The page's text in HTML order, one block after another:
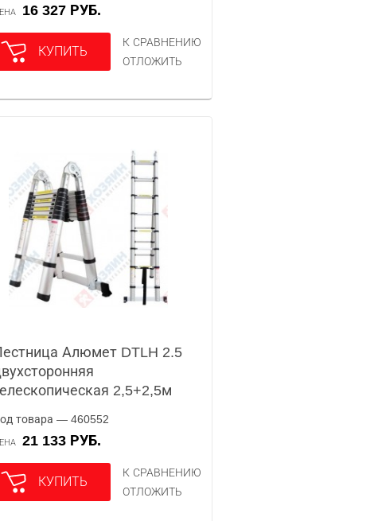
16 327 РУБ.
КУПИТЬ
К СРАВНЕНИЮ
ОТЛОЖИТЬ
Алюмет DTLH 2.5
2,5+2,5м
товара — 460552
21 133 РУБ.
КУПИТЬ
К СРАВНЕНИЮ
ОТЛОЖИТЬ